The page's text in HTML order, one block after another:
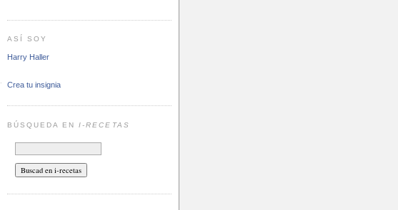
ASÍ SOY
Harry Haller
Crea tu insignia
BÚSQUEDA ENI-RECETAS